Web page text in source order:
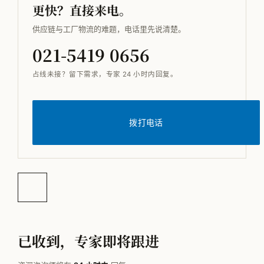
更快？直接来电。
供应链与工厂物流的难题，电话里先说清楚。
021-5419 0656
占线未接？留下需求，专家 24 小时内回复。
拨打电话
已收到，专家即将跟进